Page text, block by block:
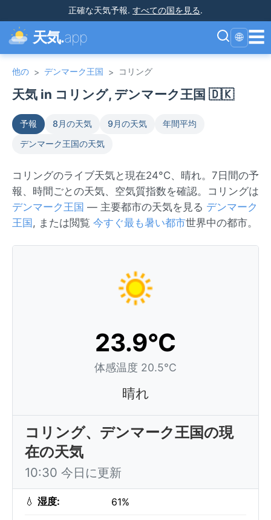
正確な天気予報. すべての国を見る.
天気.app 🌐 ☰
他の > デンマーク王国 > コリング
天気 in コリング, デンマーク王国 🇩🇰
予報 8月の天気 9月の天気
年間平均
デンマーク王国の天気
コリングのライブ天気と現在24°C、晴れ。7日間の予
報、時間ごとの天気、空気質指数を確認。コリングは
デンマーク王国 — 主要都市の天気を見る デンマーク
王国 , または閲覧 今すぐ最も暑い都市世界中の都市。
23.9°C
体感温度 20.5°C
晴れ
コリング、デンマーク王国の現
在の天気
10:30 今日に更新
💧 湿度: 61%